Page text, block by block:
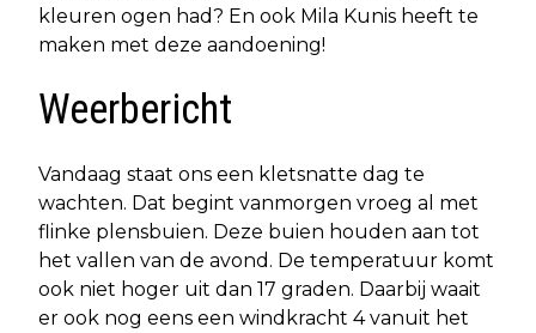
kleuren ogen had? En ook Mila Kunis heeft te
maken met deze aandoening!
Weerbericht
Vandaag staat ons een kletsnatte dag te
wachten. Dat begint vanmorgen vroeg al met
flinke plensbuien. Deze buien houden aan tot
het vallen van de avond. De temperatuur komt
ook niet hoger uit dan 17 graden. Daarbij waait
er ook nog eens een windkracht 4 vanuit het